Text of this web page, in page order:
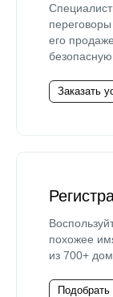
его
безопасную
Заказать
похожее
из 700+